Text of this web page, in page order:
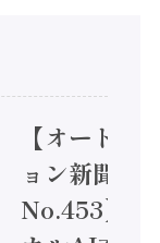
【オートメ
ョン新聞
No.453】フ